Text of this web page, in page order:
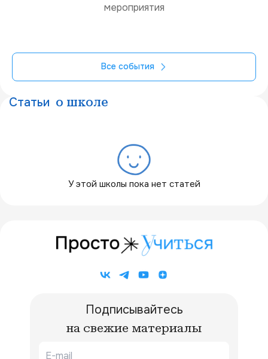
мероприятия
Все события
Статьи о школе
У этой школы пока нет статей
Подписывайтесь
на свежие материалы